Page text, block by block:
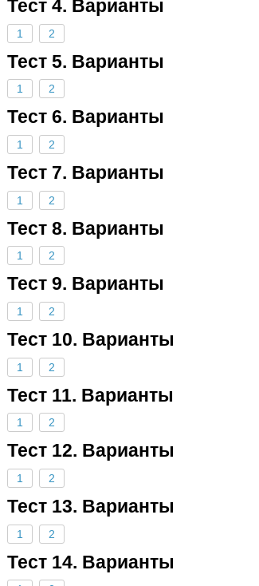
Тест 4. Варианты
1 2
Тест 5. Варианты
1 2
Тест 6. Варианты
1 2
Тест 7. Варианты
1 2
Тест 8. Варианты
1 2
Тест 9. Варианты
1 2
Тест 10. Варианты
1 2
Тест 11. Варианты
1 2
Тест 12. Варианты
1 2
Тест 13. Варианты
1 2
Тест 14. Варианты